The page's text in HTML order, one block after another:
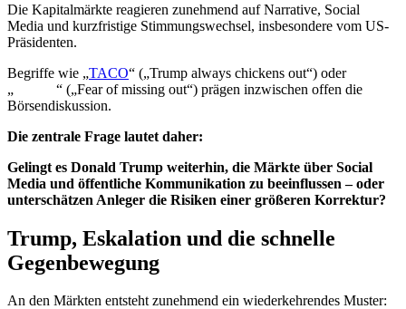
Die Kapitalmärkte reagieren zunehmend auf Narrative, Social
Media und kurzfristige Stimmungswechsel, insbesondere vom US-
Präsidenten.
Begriffe wie „TACO“ („Trump always chickens out“) oder
„
“ („Fear of missing out“) prägen inzwischen offen die
Börsendiskussion.
Die zentrale Frage lautet daher:
Gelingt es Donald Trump weiterhin, die Märkte über Social
Media und öffentliche Kommunikation zu beeinflussen – oder
unterschätzen Anleger die Risiken einer größeren Korrektur?
Trump, Eskalation und die schnelle
Gegenbewegung
An den Märkten entsteht zunehmend ein wiederkehrendes Muster: